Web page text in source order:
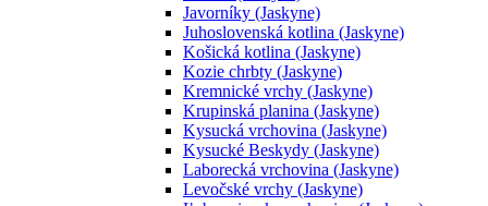
Javorníky (Jaskyne)
Juhoslovenská kotlina (Jaskyne)
Košická kotlina (Jaskyne)
Kozie chrbty (Jaskyne)
Kremnické vrchy (Jaskyne)
Krupinská planina (Jaskyne)
Kysucká vrchovina (Jaskyne)
Kysucké Beskydy (Jaskyne)
Laborecká vrchovina (Jaskyne)
Levočské vrchy (Jaskyne)